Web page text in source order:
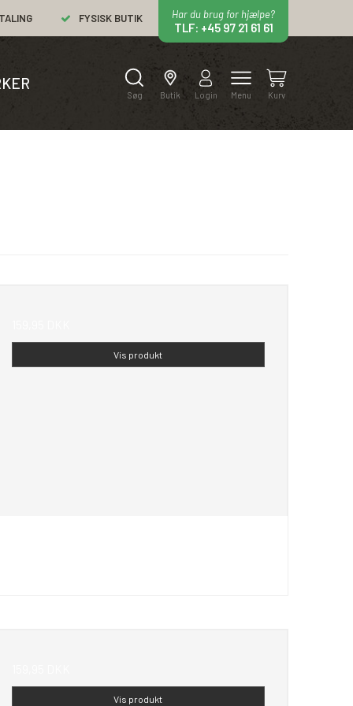
FYSISK BUTIK Har du brug for hjælpe?
TLF: +45 97 21 61 61
Søg Butik Login Menu Kurv
Vis produkt
Vis produkt